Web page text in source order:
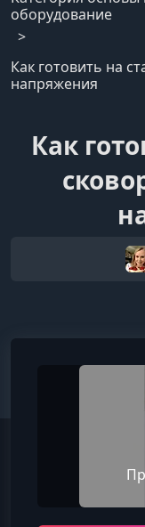
оборудование
Как готовить на
напряжения
Как